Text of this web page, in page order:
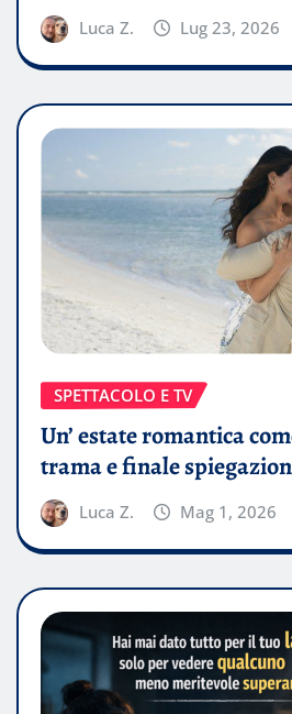
Luca Z. Lug 23, 2026
SPETTACOLO E TV
Un’ estate romantica
trama e finale
Luca Z. Mag 1, 2026